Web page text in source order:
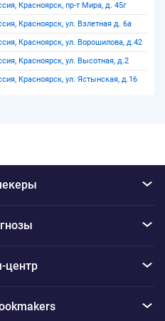
Красноярск, пр-т Мира, д. 45г
Красноярск, ул. Взлетная д. 6а
Красноярск, ул. Ворошилова, д.42
Красноярск, ул. Высотная, д.2
Красноярск, ул. Ястынская, д.16
центр